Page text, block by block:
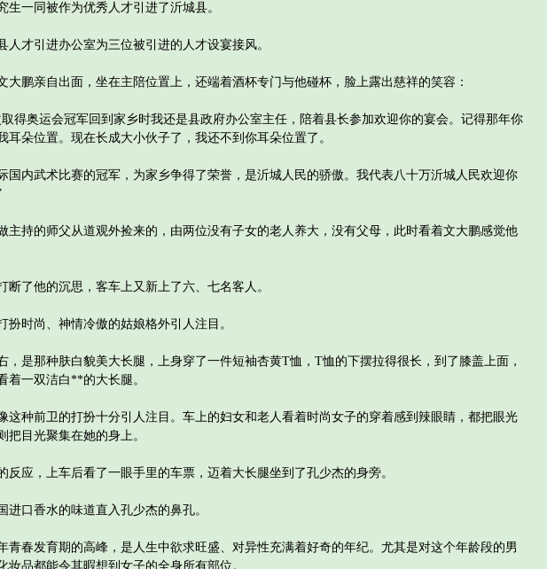
一同被作为优秀人才引进了沂城县。
才引进办公室为三位被引进的人才设宴接风。
鹏亲自出面，坐在主陪位置上，还端着酒杯专门与他碰杯，脸上露出慈祥的笑容：
奥运会冠军回到家乡时我还是县政府办公室主任，陪着县长参加欢迎你的宴会。记得那年你
耳朵位置。现在长成大小伙子了，我还不到你耳朵位置了。
内武术比赛的冠军，为家乡争得了荣誉，是沂城人民的骄傲。我代表八十万沂城人民欢迎你
持的师父从道观外捡来的，由两位没有子女的老人养大，没有父母，此时看着文大鹏感觉他
了他的沉思，客车上又新上了六、七名客人。
时尚、神情冷傲的姑娘格外引人注目。
是那种肤白貌美大长腿，上身穿了一件短袖杏黄T恤，T恤的下摆拉得很长，到了膝盖上面，
着一双洁白**的大长腿。
种前卫的打扮十分引人注目。车上的妇女和老人看着时尚女子的穿着感到辣眼睛，都把眼光
把目光聚集在她的身上。
应，上车后看了一眼手里的车票，迈着大长腿坐到了孔少杰的身旁。
口香水的味道直入孔少杰的鼻孔。
春发育期的高峰，是人生中欲求旺盛、对异性充满着好奇的年纪。尤其是对这个年龄段的男
妆品都能令其暇想到女子的全身所有部位。